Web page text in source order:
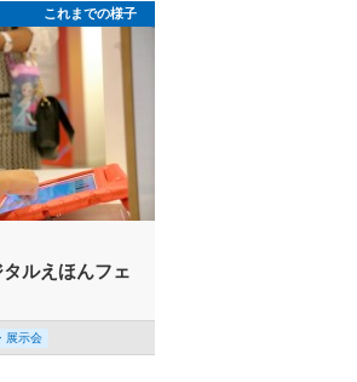
これまでの様子
タルえほんフェ
展示会